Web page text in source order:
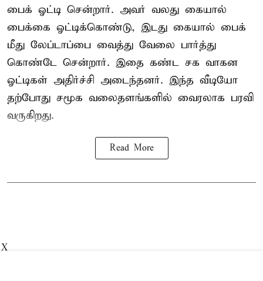
பைக் ஓட்டி சென்றார். அவர் வலது கையால்
பைக்கை ஓட்டிக்கொண்டு, இடது கையால் பைக்
மீது லேப்டாப்பை வைத்து வேலை பார்த்து
கொண்டே சென்றார். இதை கண்ட சக வாகன
ஓட்டிகள் அதிர்ச்சி அடைந்தனர். இந்த வீடியோ
தற்போது சமூக வலைதளங்களில் வைரலாக பரவி
வருகிறது.
Read More
X